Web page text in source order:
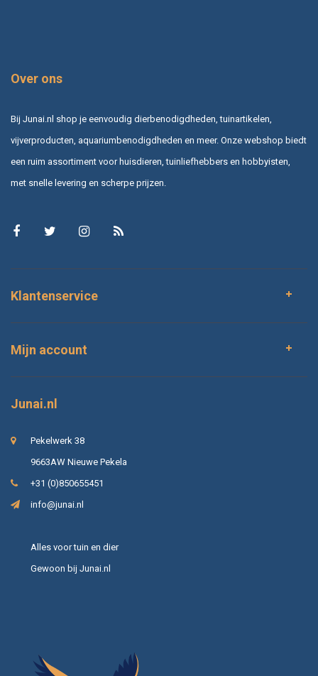
Over ons
Bij Junai.nl shop je eenvoudig dierbenodigdheden, tuinartikelen,
vijverproducten, aquariumbenodigdheden en meer. Onze webshop biedt
een ruim assortiment voor huisdieren, tuinliefhebbers en hobbyisten,
met snelle levering en scherpe prijzen.
Klantenservice
Mijn account
Junai.nl
Pekelwerk 38
9663AW Nieuwe Pekela
+31 (0)850655451
info@junai.nl
Alles voor tuin en dier
Gewoon bij Junai.nl